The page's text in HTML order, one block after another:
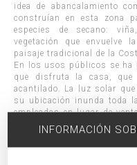
idea de abancalamiento
construían en esta zona
especies de secano:
vegetación que envuelve
paisaje tradicional de la
En los usos públicos se ha
que disfruta la casa, que
acantilado. La luz solar
su ubicación inunda toda
empleadas en lugar de
vida tanto dentro como
que sea.
En el espacio exterior las
INFORMACIÓN